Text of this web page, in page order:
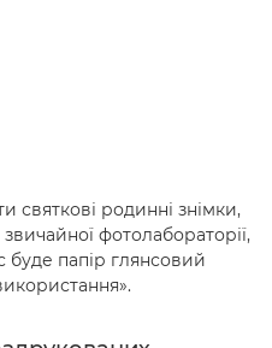
святкові родинні знімки,
фотолабораторії,
папір глянсовий